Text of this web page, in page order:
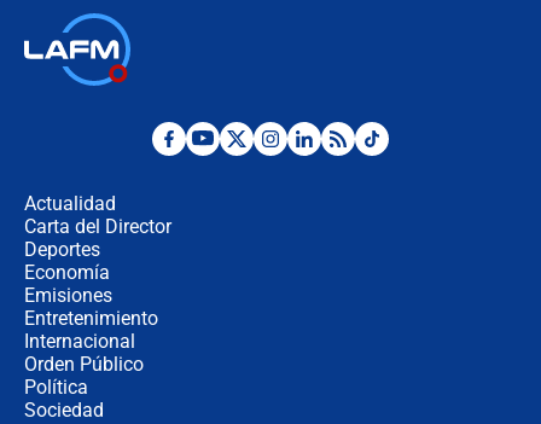
¿Por qué De la Espriella gobernará
Actualidad
Carta del Director
Deportes
Economía
Emisiones
Entretenimiento
Internacional
Orden Público
Política
Sociedad